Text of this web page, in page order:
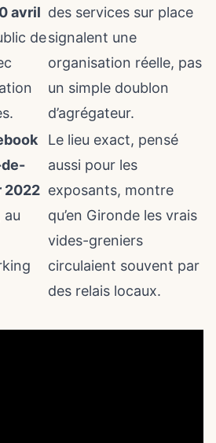
avril
de
des services sur place
signalent une
organisation réelle, pas
un simple doublon
d’agrégateur.
2022
au
Le lieu exact, pensé
aussi pour les
exposants, montre
qu’en Gironde les vrais
vides-greniers
circulaient souvent par
des relais locaux.